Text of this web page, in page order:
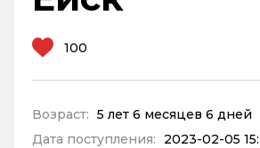
100
Возраст: 5 лет 6 месяцев 6 дней
Дата поступления:
2023-02-05